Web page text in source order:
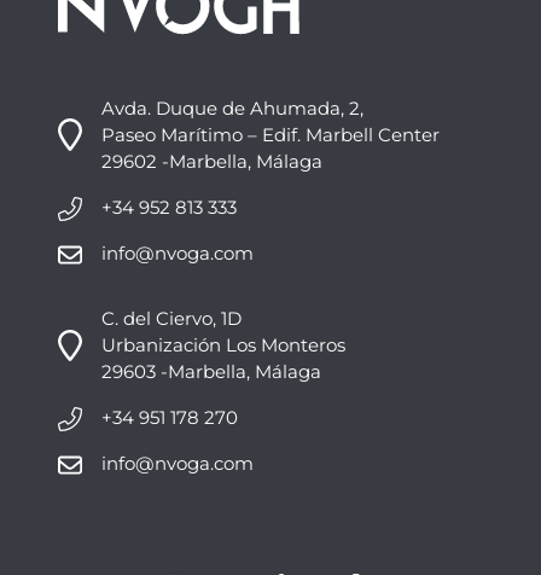
Avda. Duque de Ahumada, 2,
Paseo Marítimo – Edif. Marbell Center
29602 -Marbella, Málaga
+34 952 813 333
info@nvoga.com
C. del Ciervo, 1D
Urbanización Los Monteros
29603 -Marbella, Málaga
+34 951 178 270
info@nvoga.com